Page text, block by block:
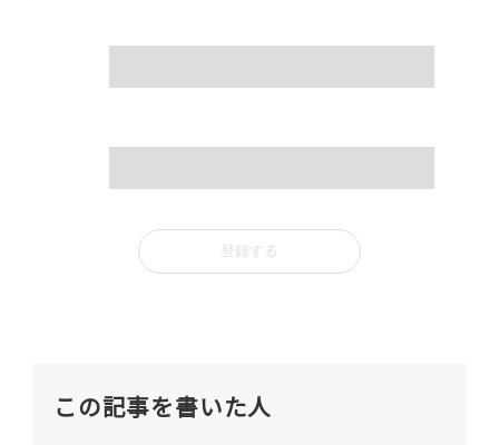
この記事を書いた人